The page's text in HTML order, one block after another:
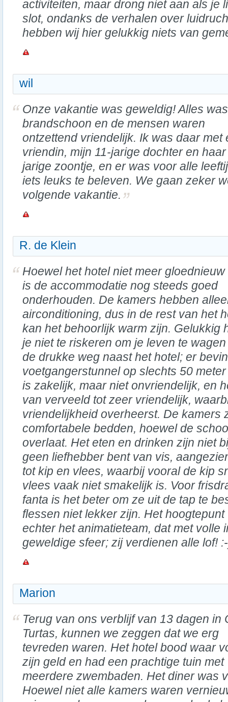
activiteiten, maar drong niet aan als je
slot, ondanks de verhalen over
hebben wij hier gelukkig niets van
wil
Onze vakantie was geweldig! Alles was
brandschoon en de mensen waren
ontzettend vriendelijk. Ik was daar met
vriendin, mijn 11-jarige dochter en
jarige zoontje, en er was voor alle
iets leuks te beleven. We gaan zeker
volgende vakantie.
R. de Klein
Hoewel het hotel niet meer gloednieuw
is de accommodatie nog steeds goed
onderhouden. De kamers hebben
airconditioning, dus in de rest van het
kan het behoorlijk warm zijn. Gelukkig
je niet te riskeren om je leven te
de drukke weg naast het hotel; er
voetgangerstunnel op slechts 50
is zakelijk, maar niet onvriendelijk, en
van verveeld tot zeer vriendelijk,
vriendelijkheid overheerst. De kamers
comfortabele bedden, hoewel de
overlaat. Het eten en drinken zijn niet
geen liefhebber bent van vis,
tot kip en vlees, waarbij vooral de kip
vlees vaak niet smakelijk is. Voor
fanta is het beter om ze uit de tap te
flessen niet lekker zijn. Het
echter het animatieteam, dat met volle
geweldige sfeer; zij verdienen alle lof!
Marion
Terug van ons verblijf van 13 dagen in
Turtas, kunnen we zeggen dat we erg
tevreden waren. Het hotel bood waar
zijn geld en had een prachtige tuin met
meerdere zwembaden. Het diner was
Hoewel niet alle kamers waren